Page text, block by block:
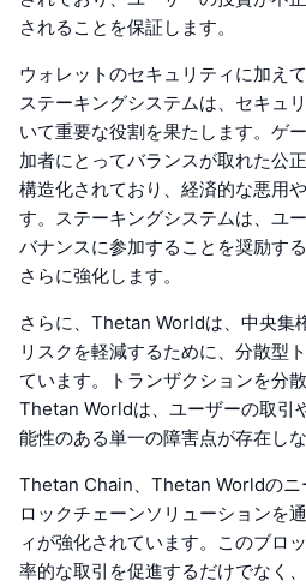
されることを保証します。
ウォレットのセキュリティに加え
ステーキングシステムは、セキュ
いて重要な役割を果たします。ゲ
加者にとってバランスが取れた公
構造化されており、経済的な悪用
す。ステーキングシステムは、ユ
バナンスに参加することを奨励す
さらに強化します。
さらに、Thetan Worldは、中央集
リスクを軽減するために、分散型
ています。トランザクションを分
Thetan Worldは、ユーザーの取引
能性のある単一の障害点が存在し
Thetan Chain、Thetan Worldのニ
ロックチェーンソリューションを
ィが強化されています。このブロ
率的な取引を促進するだけでなく